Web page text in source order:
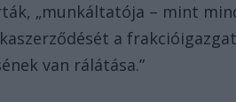
„munkáltatója – mint
a
van rálátása.”